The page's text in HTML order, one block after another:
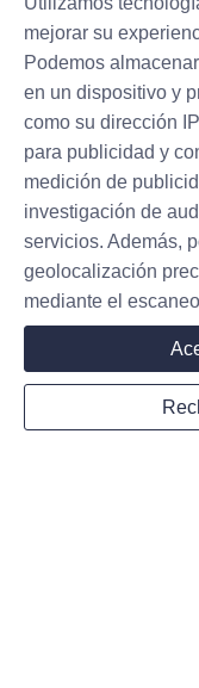
Barn door Hardware
Acerca de
Acerca de
Servicios al
Centro de Ayuda
mejorar su
Podemos
en un dispositivo y
como su dirección
para publicidad y
medición de
investigación de
servicios. Además,
geolocalización
mediante el